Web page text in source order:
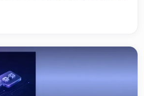
etické otázky. Diskutuje nezbytná